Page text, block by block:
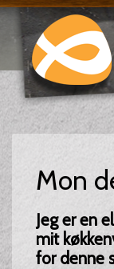
Mon
Jeg er en
mit
for denne